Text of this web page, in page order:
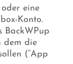
eine
Konto.
BackWPup
dem die
(“App